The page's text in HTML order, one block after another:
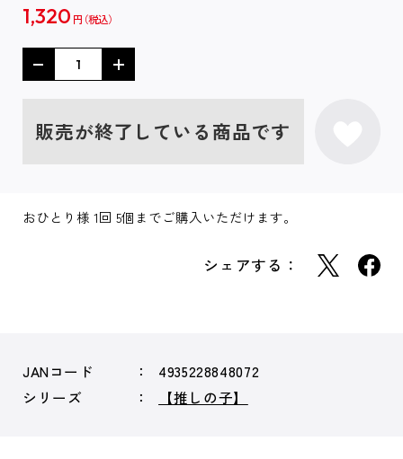
1,320 円
販売が終了している商品です
おひとり様 1回 5個までご購入いただけます。
シェアする：
JANコード
4935228848072
シリーズ
【推しの子】